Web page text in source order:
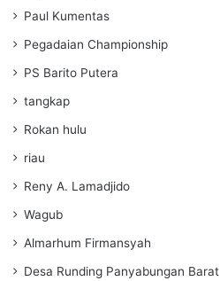
Paul Kumentas
Pegadaian Championship
PS Barito Putera
tangkap
Rokan hulu
riau
Reny A. Lamadjido
Wagub
Almarhum Firmansyah
Desa Runding Panyabungan Barat